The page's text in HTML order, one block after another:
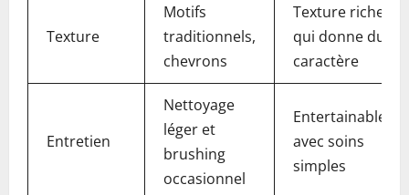
Texture
Motifs
traditionnels,
chevrons
Texture riche
qui donne du
caractère
Entretien
Nettoyage
léger et
brushing
occasionnel
Entertainable
avec soins
simples